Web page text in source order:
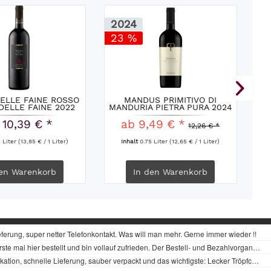
FAINE ROSSO
FAINE 2022
€ *
Liter (13,85 € / 1 Liter)
Warenkorb
2024
23 %
MANDUS PRIMITIVO DI
MANDURIA PIETRA PURA 2024
ab 9,49 € * 12,26 € *
Inhalt0.75 Liter(12,65 € / 1 Liter)
In den Warenkorb